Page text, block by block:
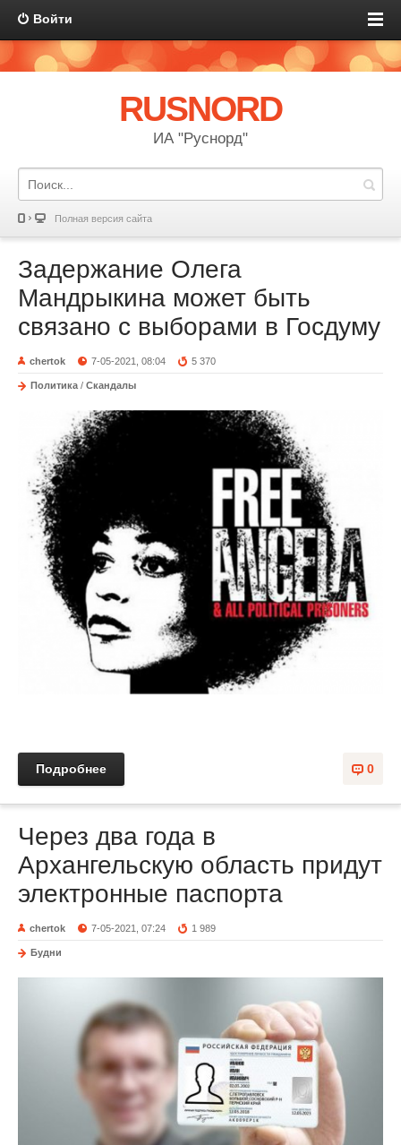
Войти
RUSNORD
ИА "Руснорд"
Полная версия сайта
Задержание Олега
Мандрыкина может быть
связано с выборами в Госдуму
chertok 7-05-2021, 08:04 5 370
Политика / Скандалы
0
Подробнее
Через два года в
Архангельскую область придут
электронные паспорта
chertok 7-05-2021, 07:24 1 989
Будни